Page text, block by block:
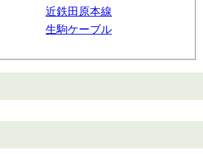
近鉄田原本線
生駒ケーブル